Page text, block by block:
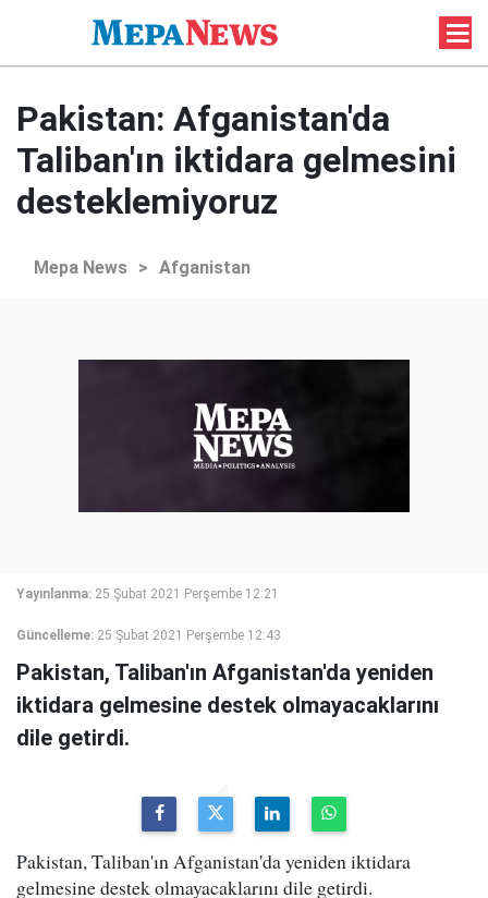
Pakistan: Afganistan'da
Taliban'ın iktidara gelmesini
desteklemiyoruz
Mepa News > Afganistan
Yayınlanma: 25 Şubat 2021 Perşembe 12:21
Güncelleme: 25 Şubat 2021 Perşembe 12:43
Pakistan, Taliban'ın Afganistan'da yeniden
iktidara gelmesine destek olmayacaklarını
dile getirdi.
Pakistan, Taliban'ın Afganistan'da yeniden iktidara
gelmesine destek olmayacaklarını dile getirdi.